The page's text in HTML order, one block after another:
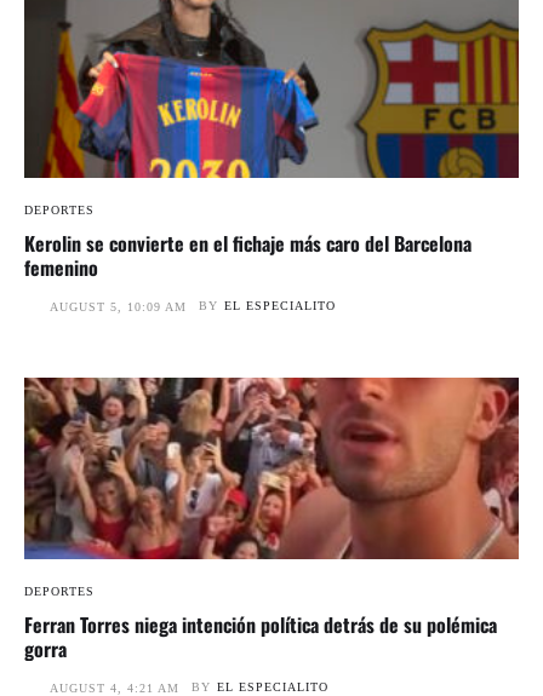
DEPORTES
Kerolin se convierte en el fichaje más caro del Barcelona
femenino
AUGUST 5, 10:09 AM BY EL ESPECIALITO
DEPORTES
Ferran Torres niega intención política detrás de su polémica
gorra
AUGUST 4, 4:21 AM BY EL ESPECIALITO